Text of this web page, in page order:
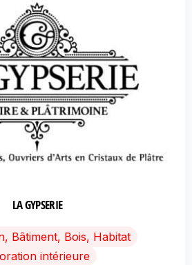
LA GYPSERIE
Bâtiment, Bois, Habitat
intérieure